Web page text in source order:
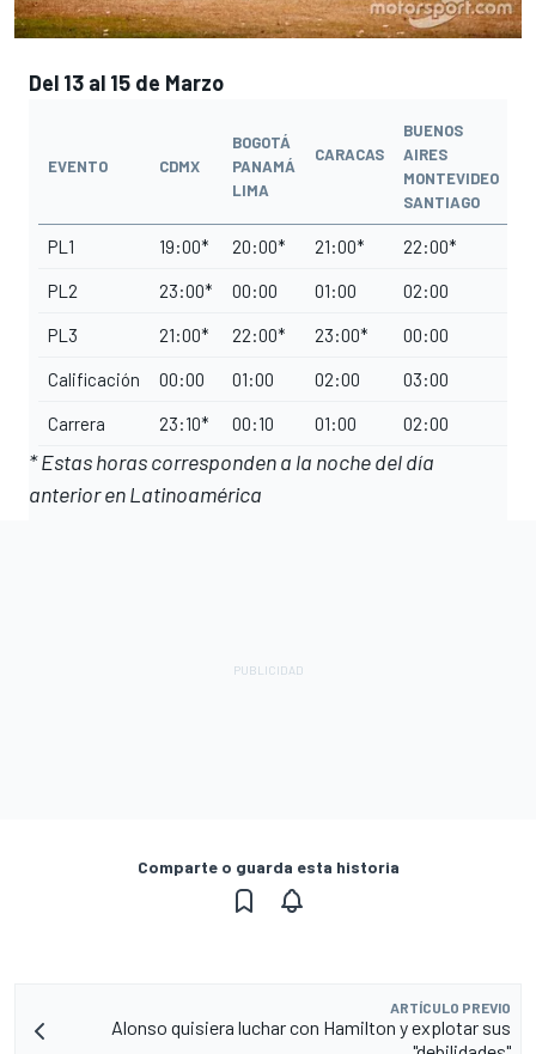
Del 13 al 15 de Marzo
EVENTO CDMX
BOGOTÁ
PANAMÁ
LIMA
CARACAS
BUENOS
AIRES
MONTEVIDEO
SANTIAGO
PL1 19:00* 20:00* 21:00* 22:00*
PL2 23:00* 00:00 01:00 02:00
PL3 21:00* 22:00* 23:00* 00:00
Calificación 00:00 01:00 02:00 03:00
Carrera 23:10* 00:10 01:00 02:00
* Estas horas corresponden a la noche del día
anterior en Latinoamérica
Comparte o guarda esta historia
ARTÍCULO PREVIO
Alonso quisiera luchar con Hamilton y explotar sus